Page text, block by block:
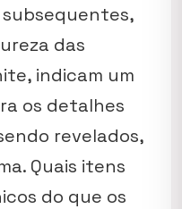
das
indicam um
os detalhes
revelados,
Quais itens
do que os